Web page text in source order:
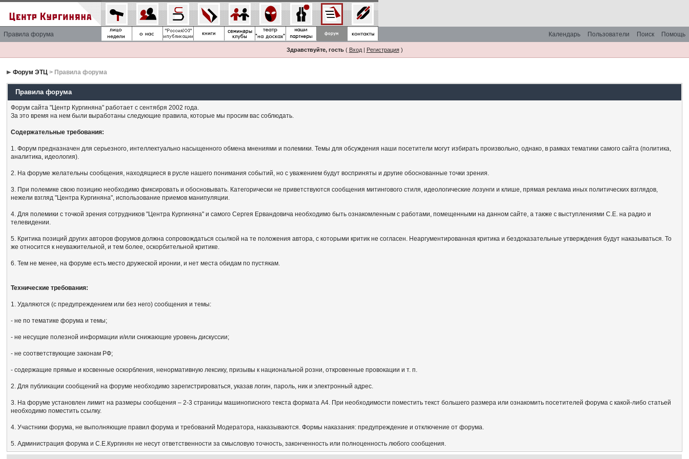
Правила форума Помощь
Поиск
Пользователи
Календарь
Здравствуйте, гость( Вход| Регистрация)
Форум ЭТЦ > Правила форума
Правила форума
Форум сайта "Центр Кургиняна" работает с сентября 2002 года.
За это время на нем были выработаны следующие правила, которые мы просим вас соблюдать.
Содержательные требования:
1. Форум предназначен для серьезного, интеллектуально насыщенного обмена мнениями и полемики. Темы для обсуждения наши посетители могут избирать произвольно, однако, в рамках тематики самого сайта (политика,
аналитика, идеология).
2. На форуме желательны сообщения, находящиеся в русле нашего понимания событий, но с уважением будут восприняты и другие обоснованные точки зрения.
3. При полемике свою позицию необходимо фиксировать и обосновывать. Категорически не приветствуются сообщения митингового стиля, идеологические лозунги и клише, прямая реклама иных политических взглядов,
нежели взгляд "Центра Кургиняна", использование приемов манипуляции.
4. Для полемики с точкой зрения сотрудников "Центра Кургиняна" и самого Сергея Ервандовича необходимо быть ознакомленным с работами, помещенными на данном сайте, а также с выступлениями С.Е. на радио и
телевидении.
5. Критика позиций других авторов форумов должна сопровождаться ссылкой на те положения автора, с которыми критик не согласен. Неаргументированная критика и бездоказательные утверждения будут наказываться. То
же относится к неуважительной, и тем более, оскорбительной критике.
6. Тем не менее, на форуме есть место дружеской иронии, и нет места обидам по пустякам.
Технические требования:
1. Удаляются (с предупреждением или без него) сообщения и темы:
- не по тематике форума и темы;
- не несущие полезной информации и/или снижающие уровень дискуссии;
- не соответствующие законам РФ;
- содержащие прямые и косвенные оскорбления, ненормативную лексику, призывы к национальной розни, откровенные провокации и т. п.
2. Для публикации сообщений на форуме необходимо зарегистрироваться, указав логин, пароль, ник и электронный адрес.
3. На форуме установлен лимит на размеры сообщения – 2-3 страницы машинописного текста формата А4. При необходимости поместить текст большего размера или ознакомить посетителей форума с какой-либо статьей
необходимо поместить ссылку.
4. Участники форума, не выполняющие правил форума и требований Модератора, наказываются. Формы наказания: предупреждение и отключение от форума.
5. Администрация форума и С.Е.Кургинян не несут ответственности за смысловую точность, законченность или полноценность любого сообщения.